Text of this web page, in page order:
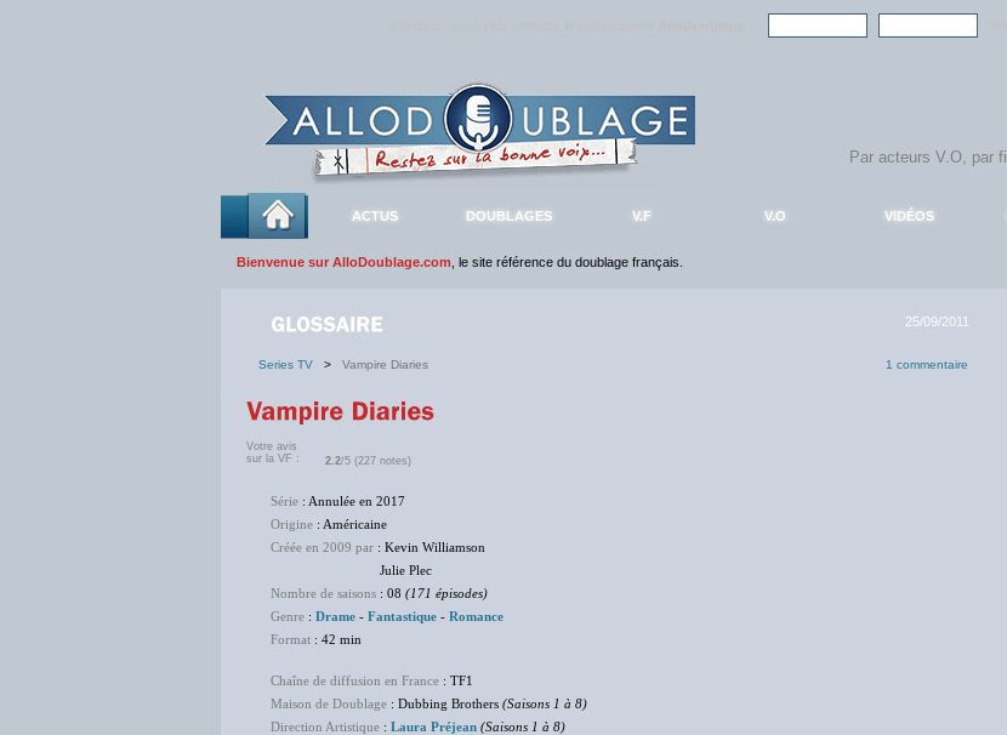
ACTUS DOUBLAGES V.F V.O VIDÉOS
Bienvenue sur AlloDoublage.com , le site référence du doublage français.
25/09/2011
Series TV > Vampire Diaries 1 commentaire
Votre avis
sur la VF :
2.2/5 (227 notes)
Série : Annulée en 2017
Origine : Américaine
Créée en 2009 par : Kevin Williamson
Julie Plec
Nombre de saisons : 08 (171 épisodes)
Genre : Drame - Fantastique - Romance
Format : 42 min
Chaîne de diffusion en France : TF1
Maison de Doublage : Dubbing Brothers (Saisons 1 à 8)
Direction Artistique : Laura Préjean (Saisons 1 à 8)